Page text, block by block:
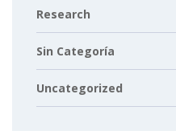
Research
Sin Categoría
Uncategorized